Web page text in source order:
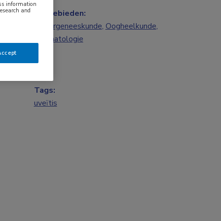
Vakgebieden:
Kindergeneeskunde, Oogheelkunde,
Reumatologie
Tags:
uveïtis
information
and